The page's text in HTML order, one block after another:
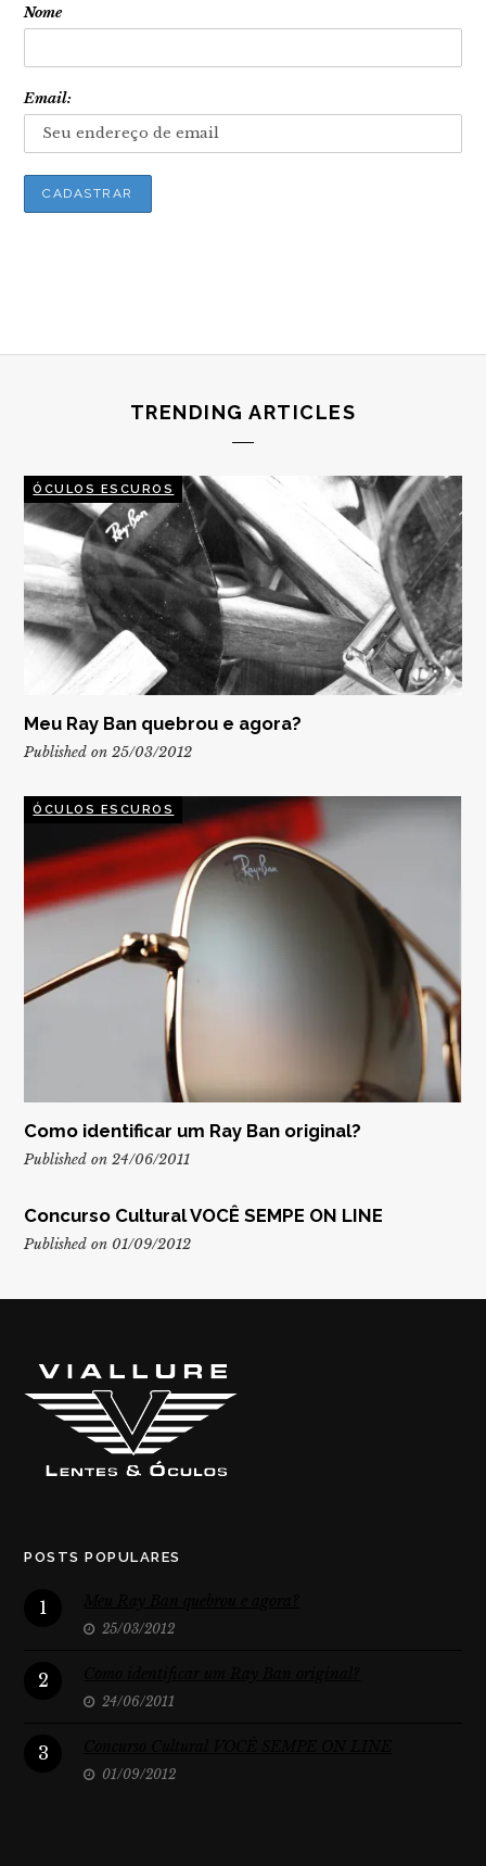
Nome
Email:
TRENDING ARTICLES
ÓCULOS ESCUROS
Meu Ray Ban quebrou e agora?
Published on 25/03/2012
ÓCULOS ESCUROS
Como identificar um Ray Ban original?
Published on 24/06/2011
Concurso Cultural VOCÊ SEMPE ON LINE
Published on 01/09/2012
POSTS POPULARES
1
25/03/2012
2
24/06/2011
3
01/09/2012